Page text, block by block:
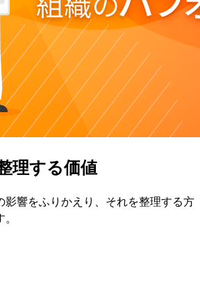
理する価値
影響をふりかえり、それを整理する方